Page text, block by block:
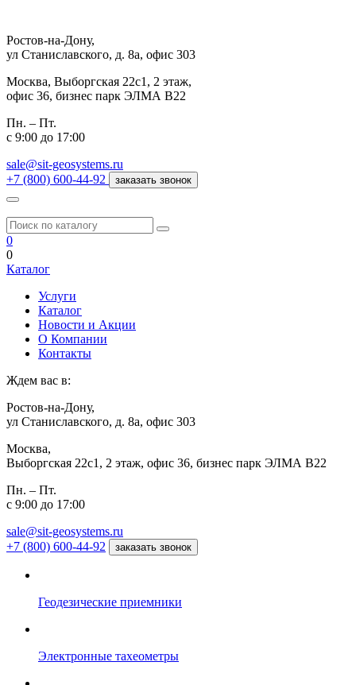
Ростов-на-Дону,
ул Станиславского, д. 8а, офис 303
Москва, Выборгская 22с1, 2 этаж,
офис 36, бизнес парк ЭЛМА В22
Пн. – Пт.
с 9:00 до 17:00
sale@sit-geosystems.ru
+7 (800) 600-44-92
заказать звонок
0
0
Каталог
Услуги
Каталог
Новости и Акции
О Компании
Контакты
Ждем вас в:
Ростов-на-Дону,
ул Станиславского, д. 8а, офис 303
Москва,
Выборгская 22с1, 2 этаж, офис 36, бизнес парк ЭЛМА В22
Пн. – Пт.
с 9:00 до 17:00
sale@sit-geosystems.ru
+7 (800) 600-44-92
заказать звонок
Геодезические приемники
Электронные тахеометры